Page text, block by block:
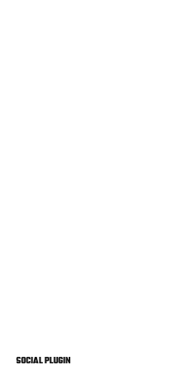
SOCIAL PLUGIN